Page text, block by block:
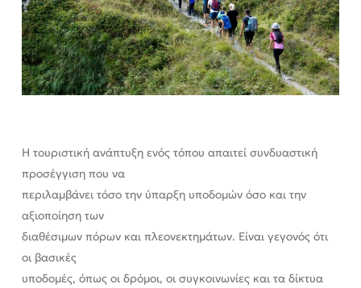
Η τουριστική ανάπτυξη ενός τόπου απαιτεί συνδυαστική
προσέγγιση που να
περιλαμβάνει τόσο την ύπαρξη υποδομών όσο και την
αξιοποίηση των
διαθέσιμων πόρων και πλεονεκτημάτων. Είναι γεγονός ότι
οι βασικές
υποδομές, όπως οι δρόμοι, οι συγκοινωνίες και τα δίκτυα